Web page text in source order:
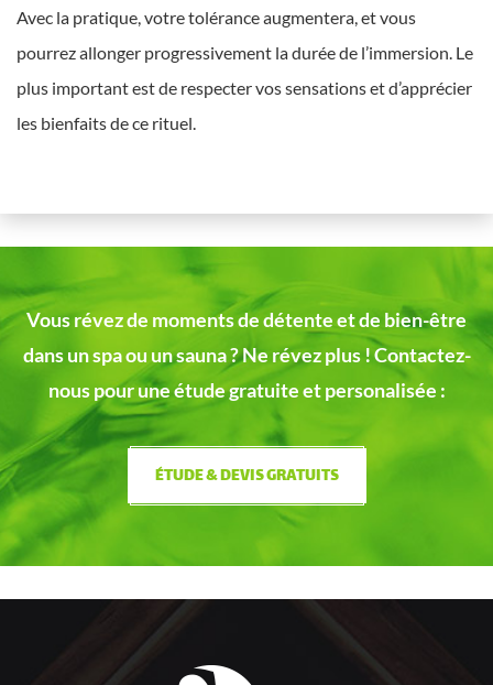
Avec la pratique, votre tolérance augmentera, et vous
pourrez allonger progressivement la durée de l’immersion. Le
plus important est de respecter vos sensations et d’apprécier
les bienfaits de ce rituel.
Vous révez de moments de détente et de bien-être
dans un spa ou un sauna ?Ne révez plus ! Contactez-
nous pour une étude gratuite et personalisée :
ÉTUDE & DEVIS GRATUITS